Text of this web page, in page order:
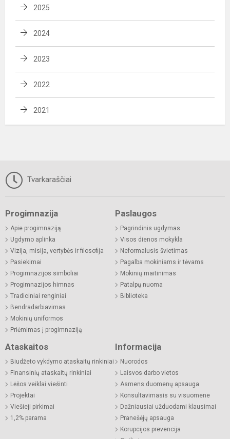
2025
2024
2023
2022
2021
Tvarkaraščiai
Progimnazija
Apie progimnaziją
Ugdymo aplinka
Vizija, misija, vertybės ir filosofija
Pasiekimai
Progimnazijos simboliai
Progimnazijos himnas
Tradiciniai renginiai
Bendradarbiavimas
Mokinių uniformos
Priėmimas į progimnaziją
Paslaugos
Pagrindinis ugdymas
Visos dienos mokykla
Neformalusis švietimas
Pagalba mokiniams ir tėvams
Mokinių maitinimas
Patalpų nuoma
Biblioteka
Ataskaitos
Biudžeto vykdymo ataskaitų rinkiniai
Finansinių ataskaitų rinkiniai
Lėšos veiklai viešinti
Projektai
Viešieji pirkimai
1,2% parama
Informacija
Nuorodos
Laisvos darbo vietos
Asmens duomenų apsauga
Konsultavimasis su visuomene
Dažniausiai užduodami klausimai
Pranešėjų apsauga
Korupcijos prevencija